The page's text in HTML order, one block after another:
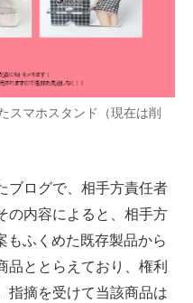
スマホスタンド（現在は削
ログで、相手方責任者
の内容によると、相手方
もふくめた既存製品から
品ととらえており、権利
指摘を受けて当該商品は